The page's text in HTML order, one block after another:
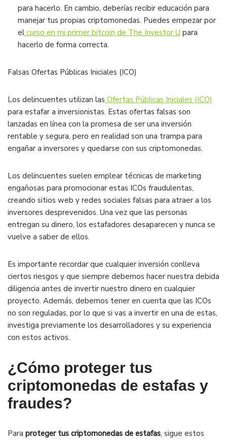
para hacerlo. En cambio, deberías recibir educación para
manejar tus propias criptomonedas. Puedes empezar por
el curso en mi primer bitcoin de The Investor U para
hacerlo de forma correcta.
Falsas Ofertas Públicas Iniciales (ICO)
Los delincuentes utilizan las Ofertas Públicas Iniciales (ICO)
para estafar a inversionistas. Estas ofertas falsas son
lanzadas en línea con la promesa de ser una inversión
rentable y segura, pero en realidad son una trampa para
engañar a inversores y quedarse con sus criptomonedas.
Los delincuentes suelen emplear técnicas de marketing
engañosas para promocionar estas ICOs fraudulentas,
creando sitios web y redes sociales falsas para atraer a los
inversores desprevenidos. Una vez que las personas
entregan su dinero, los estafadores desaparecen y nunca se
vuelve a saber de ellos.
Es importante recordar que cualquier inversión conlleva
ciertos riesgos y que siempre debemos hacer nuestra debida
diligencia antes de invertir nuestro dinero en cualquier
proyecto. Además, debemos tener en cuenta que las ICOs
no son reguladas, por lo que si vas a invertir en una de estas,
investiga previamente los desarrolladores y su experiencia
con estos activos.
¿Cómo proteger tus
criptomonedas de estafas y
fraudes?
Para proteger tus criptomonedas de estafas, sigue estos